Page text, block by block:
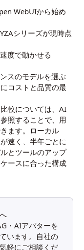
WebUIから始め
シリーズが現時点
度で動かせる
スのモデルを選ぶ
コストと品質の最
較については、AI
照することで、用
ます。ローカル
速く、半年ごとに
とツールのアップ
ースに合った構成
・AIアバターを
います。自社の
軽にご相談くだ